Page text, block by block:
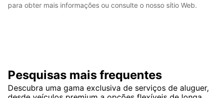
para obter mais informações ou consulte o nosso sítio Web.
Pesquisas mais frequentes
Descubra uma gama exclusiva de serviços de aluguer,